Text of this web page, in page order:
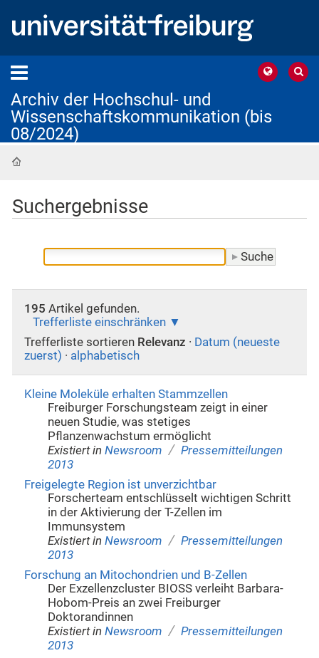
Archiv der Hochschul- und
Wissenschaftskommunikation (bis
08/2024)
Suchergebnisse
195 Artikel gefunden.
Trefferliste einschränken
Trefferliste sortieren Relevanz · Datum (neueste
zuerst) · alphabetisch
Kleine Moleküle erhalten Stammzellen
Freiburger Forschungsteam zeigt in einer
neuen Studie, was stetiges
Pflanzenwachstum ermöglicht
Existiert in Newsroom / Pressemitteilungen
2013
Freigelegte Region ist unverzichtbar
Forscherteam entschlüsselt wichtigen Schritt
in der Aktivierung der T-Zellen im
Immunsystem
Existiert in Newsroom / Pressemitteilungen
2013
Forschung an Mitochondrien und B-Zellen
Der Exzellenzcluster BIOSS verleiht Barbara-
Hobom-Preis an zwei Freiburger
Doktorandinnen
Existiert in Newsroom / Pressemitteilungen
2013